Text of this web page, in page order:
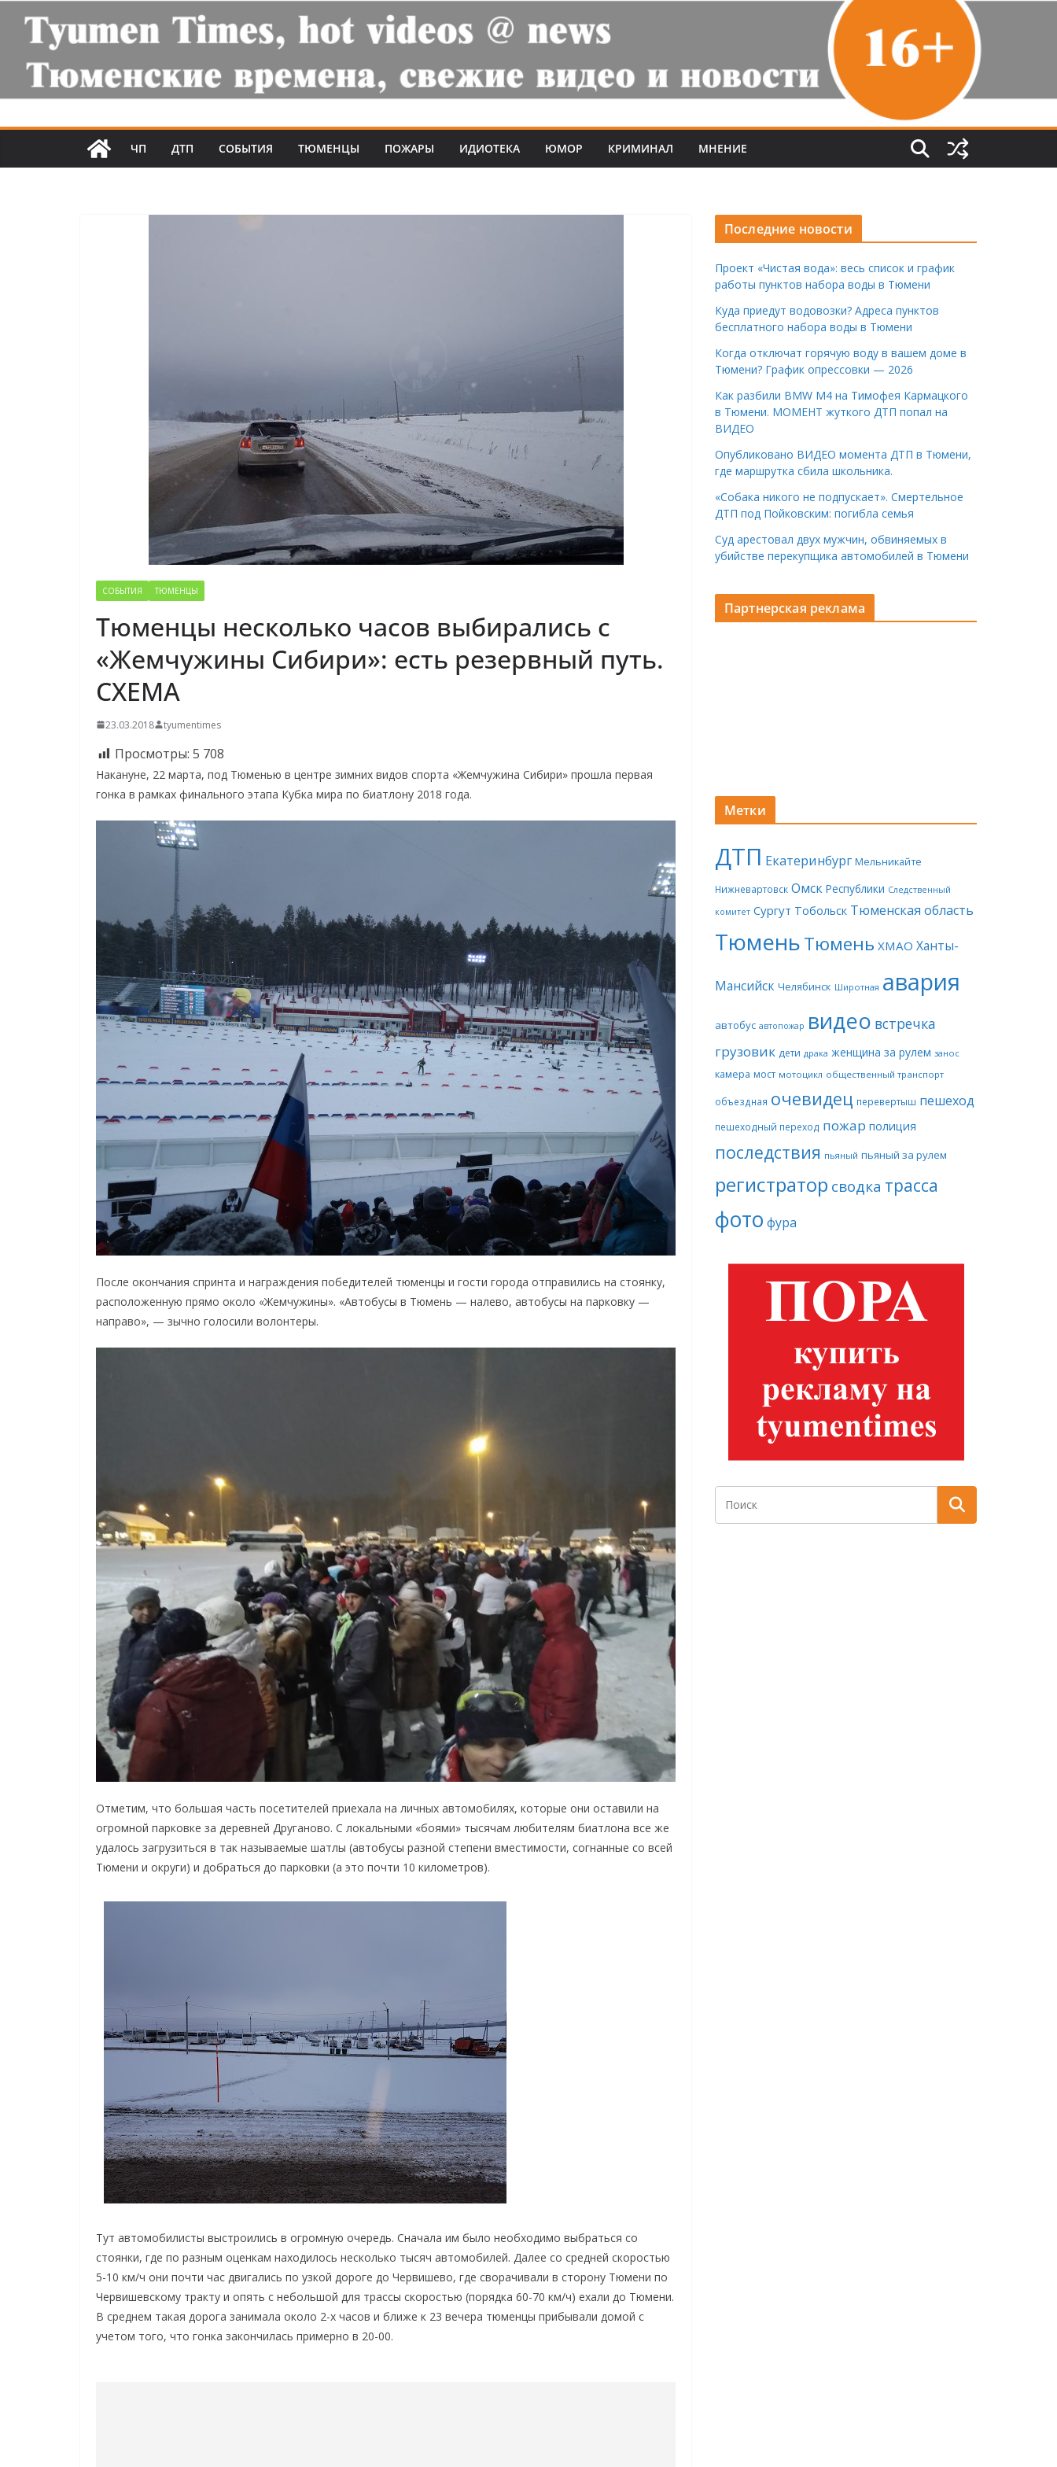
ЧП ДТП СОБЫТИЯ ТЮМЕНЦЫ ПОЖАРЫ ИДИОТЕКА ЮМОР КРИМИНАЛ МНЕНИЕ
СОБЫТИЯ ТЮМЕНЦЫ
Тюменцы несколько часов выбирались с
«Жемчужины Сибири»: есть резервный путь.
СХЕМА
23.03.2018 tyumentimes
Просмотры: 5 708
Накануне, 22 марта, под Тюменью в центре зимних видов спорта «Жемчужина Сибири» прошла первая
гонка в рамках финального этапа Кубка мира по биатлону 2018 года.
После окончания спринта и награждения победителей тюменцы и гости города отправились на стоянку,
расположенную прямо около «Жемчужины». «Автобусы в Тюмень — налево, автобусы на парковку —
направо», — зычно голосили волонтеры.
Отметим, что большая часть посетителей приехала на личных автомобилях, которые они оставили на
огромной парковке за деревней Друганово. С локальными «боями» тысячам любителям биатлона все же
удалось загрузиться в так называемые шатлы (автобусы разной степени вместимости, согнанные со всей
Тюмени и округи) и добраться до парковки (а это почти 10 километров).
Тут автомобилисты выстроились в огромную очередь. Сначала им было необходимо выбраться со
стоянки, где по разным оценкам находилось несколько тысяч автомобилей. Далее со средней скоростью
5-10 км/ч они почти час двигались по узкой дороге до Червишево, где сворачивали в сторону Тюмени по
Червишевскому тракту и опять с небольшой для трассы скоростью (порядка 60-70 км/ч) ехали до Тюмени.
В среднем такая дорога занимала около 2-х часов и ближе к 23 вечера тюменцы прибывали домой с
учетом того, что гонка закончилась примерно в 20-00.
Последние новости
Проект «Чистая вода»: весь список и график
работы пунктов набора воды в Тюмени
Куда приедут водовозки? Адреса пунктов
бесплатного набора воды в Тюмени
Когда отключат горячую воду в вашем доме в
Тюмени? График опрессовки — 2026
Как разбили BMW M4 на Тимофея Кармацкого
в Тюмени. МОМЕНТ жуткого ДТП попал на
ВИДЕО
Опубликовано ВИДЕО момента ДТП в Тюмени,
где маршрутка сбила школьника.
«Собака никого не подпускает». Смертельное
ДТП под Пойковским: погибла семья
Суд арестовал двух мужчин, обвиняемых в
убийстве перекупщика автомобилей в Тюмени
Партнерская реклама
Метки
ДТП Екатеринбург Мельникайте
Нижневартовск Омск Республики Следственный
комитет Сургут Тобольск Тюменская область
ТюменьТюмень ХМАО Ханты-
Мансийск Челябинск Широтная авария
автобус автопожар видео встречка
грузовик дети драка женщина за рулем занос
камера мост мотоцикл общественный транспорт
объездная очевидец перевертыш пешеход
пешеходный переход пожар полиция
последствия пьяный пьяный за рулем
регистратор сводка трасса
фото фура